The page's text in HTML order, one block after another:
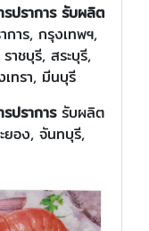
ปราการ รับผลิต
การ, กรุงเทพฯ,
าชบุรี, สระบุรี,
ทรา, มีนบุรี
ปราการรับผลิต
ยอง, จันทบุรี,